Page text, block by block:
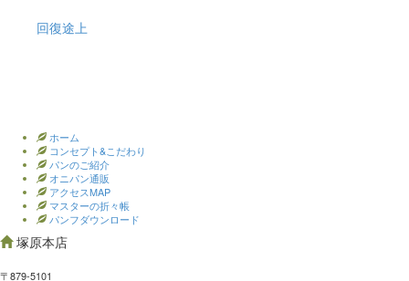
回復途上
ホーム
コンセプト&こだわり
パンのご紹介
オニパン通販
アクセスMAP
マスターの折々帳
パンフダウンロード
塚原本店
〒879-5101